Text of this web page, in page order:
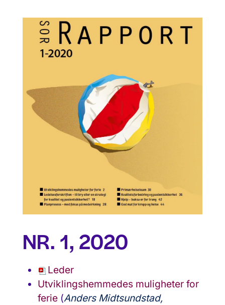
NR. 1, 2020
Leder
Utviklingshemmedes muligheter for
ferie (Anders Midtsundstad,